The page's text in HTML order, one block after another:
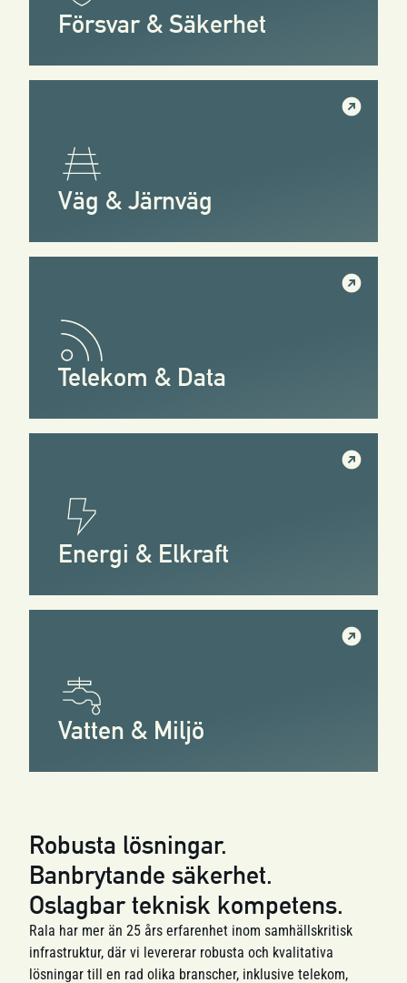
Försvar & Säkerhet
Väg & Järnväg
Telekom & Data
Energi & Elkraft
Vatten & Miljö
Robusta lösningar.
Banbrytande säkerhet.
Oslagbar teknisk kompetens.
Rala har mer än 25 års erfarenhet inom samhällskritisk
infrastruktur, där vi levererar robusta och kvalitativa
lösningar till en rad olika branscher, inklusive telekom,